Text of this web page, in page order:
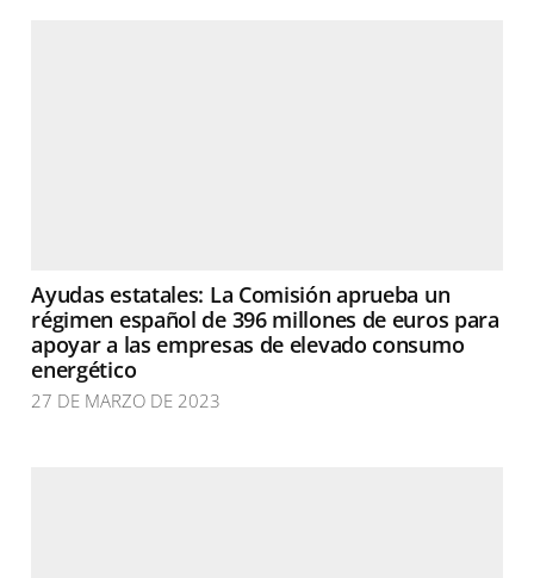
Ayudas estatales: La Comisión aprueba un
régimen español de 396 millones de euros para
apoyar a las empresas de elevado consumo
energético
27 DE MARZO DE 2023